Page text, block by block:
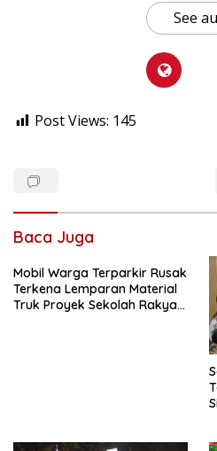
See
Post Views: 145
Baca Juga
Mobil Warga Terparkir Rusak
Terkena Lemparan Material
Truk Proyek Sekolah Rakyat